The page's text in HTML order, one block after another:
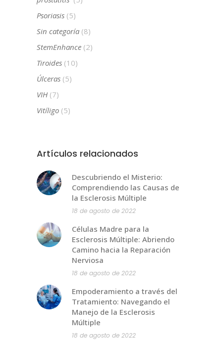
Psoriasis (5)
Sin categoría (8)
StemEnhance (2)
Tiroides (10)
Úlceras (5)
VIH (7)
Vitíligo (5)
Artículos relacionados
Descubriendo el Misterio:
Comprendiendo las Causas de
la Esclerosis Múltiple
18 de agosto de 2022
Células Madre para la
Esclerosis Múltiple: Abriendo
Camino hacia la Reparación
Nerviosa
18 de agosto de 2022
Empoderamiento a través del
Tratamiento: Navegando el
Manejo de la Esclerosis
Múltiple
18 de agosto de 2022